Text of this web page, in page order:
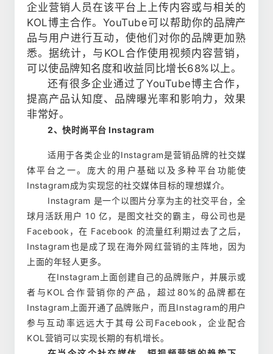
企业营销人员在该平台上上传内容或与相关的
KOL博主合作。YouTube可以帮助你的品牌产
品与用户进行互动，使他们对你的品牌更加熟
悉。据统计，与KOL合作使用视频内容营销，
可以使品牌知名度和收益同比增长68%以上。
还有很多企业通过了YouTube博主合作，
提高产品认知度、品牌曝光率和影响力，效果
非常好。
2、快时尚平台 Instagram
适用于各类企业的Instagram是营销品牌的社交媒
体平台之一。庞大的用户基础以及多种平台功能使
Instagram成为实现您的社交媒体目标的理想媒介。
Instagram 是一个以图片分享为主的社交平台，全
球月活跃用户 10 亿，是图文社交的霸主，母公司也是
Facebook，在 Facebook 的流量红利期过去了之后，
Instagram也是成了现在海外网红营销的主阵地，因为
上面的年轻人更多。
在Instagram上面创建自己的品牌账户，并展示或
者与KOL合作营销你的产品，超过80%的品牌都在
Instagram上面开通了品牌账户，而且Instagram的用户
参与互动率远远大于其母公司Facebook，企业配合
KOL营销可以实现长期的有机增长。